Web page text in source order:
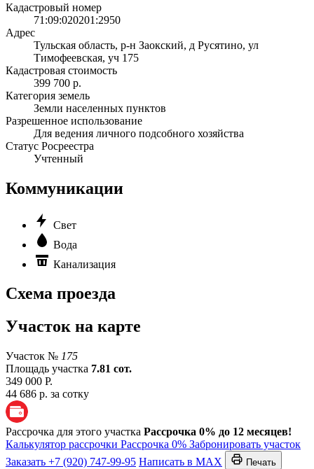
Кадастровый номер
71:09:020201:2950
Адрес
Тульская область, р-н Заокский, д Русятино, ул
Тимофеевская, уч 175
Кадастровая стоимость
399 700 р.
Категория земель
Земли населенных пунктов
Разрешенное использование
Для ведения личного подсобного хозяйства
Статус Росреестра
Учтенный
Коммуникации
Свет
Вода
Канализация
Схема проезда
Участок на карте
Участок № 175
Площадь участка 7.81 сот.
349 000 Р.
44 686 р. за сотку
Рассрочка для этого участка Рассрочка 0% до 12 месяцев!
Калькулятор рассрочки Рассрочка 0% Забронировать участок
Заказать +7 (920) 747-99-95 Написать в MAX Печать